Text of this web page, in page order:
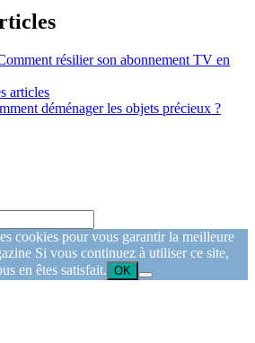
résilier son abonnement TV en
articles
déménager les objets précieux ?
cookies pour vous garantir la meilleure
Si vous continuez à utiliser ce site,
en êtes satisfait. OK